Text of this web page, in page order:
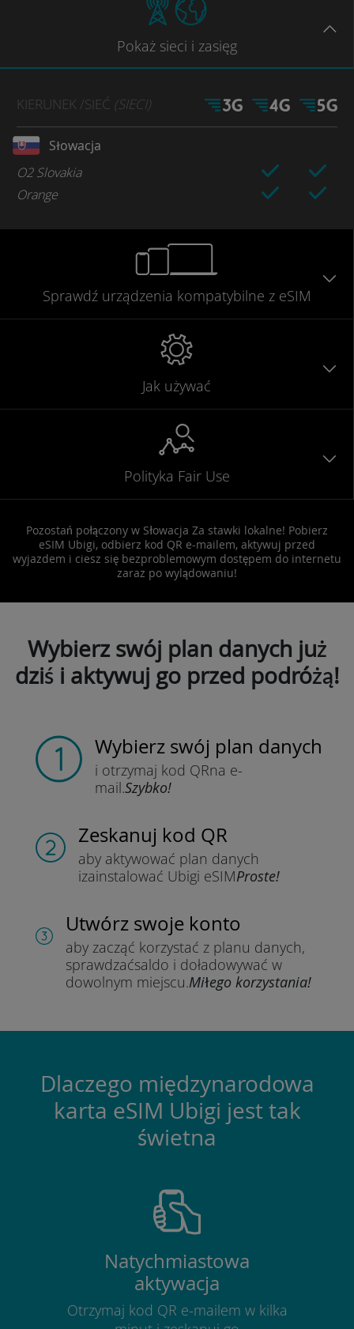
Pokaż sieci i zasięg
KIERUNEK /SIEĆ (SIECI)
Słowacja
O2 Slovakia
Orange
Sprawdź urządzenia kompatybilne z eSIM
Jak używać
Polityka Fair Use
Pozostań połączony w Słowacja Za stawki lokalne! Pobierz
eSIM Ubigi, odbierz kod QR e-mailem, aktywuj przed
wyjazdem i ciesz się bezproblemowym dostępem do internetu
zaraz po wylądowaniu!
Wybierz swój plan danych już
dziś i aktywuj go przed podróżą!
Wybierz swój plan danych
i otrzymaj kod QRna e-
mail.Szybko!
Zeskanuj kod QR
aby aktywować plan danych
izainstalować Ubigi eSIMProste!
Utwórz swoje konto
aby zacząć korzystać z planu danych,
sprawdzaćsaldo i doładowywać w
dowolnym miejscu.Miłego korzystania!
Dlaczego międzynarodowa
karta eSIM Ubigi jest tak
świetna
Natychmiastowa
aktywacja
Otrzymaj kod QR e-mailem w kilka